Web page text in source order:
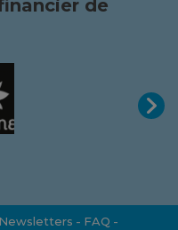
de
Newsletters FAQ